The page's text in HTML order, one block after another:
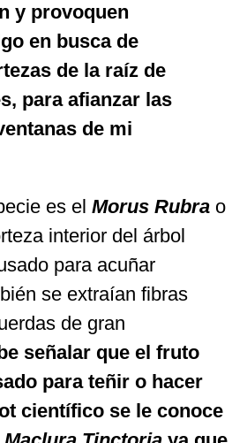
y provoquen
en busca de
de la raíz de
para afianzar las
de mi
es el Morus Rubra o
interior del árbol
para acuñar
se extraían fibras
de gran
señalar que el fruto
para teñir o hacer
científico se le conoce